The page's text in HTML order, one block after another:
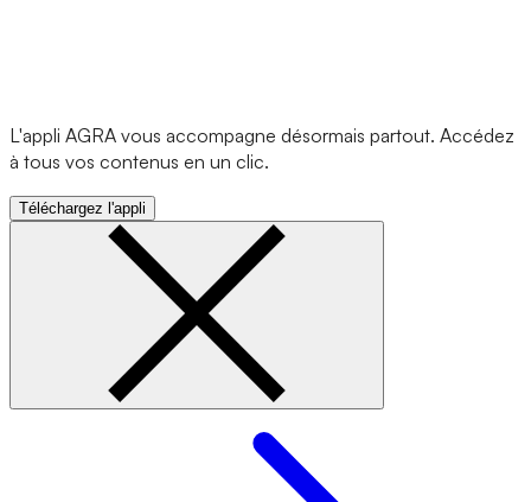
L'appli AGRA vous accompagne désormais partout. Accédez
à tous vos contenus en un clic.
Téléchargez l'appli